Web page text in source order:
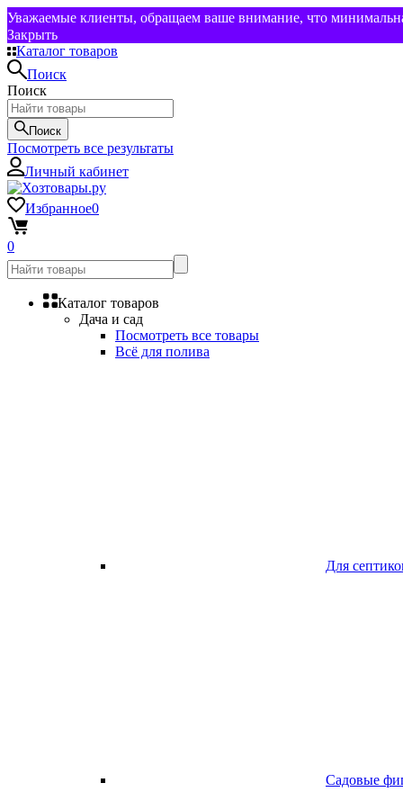
Уважаемые клиенты, обращаем ваше внимание, что
Закрыть
Каталог товаров
Поиск
Поиск
Поиск
Посмотреть все результаты
Личный кабинет
Избранное0
0
Каталог товаров
Дача и сад
Посмотреть все товары
Всё для полива
Для
Садовые